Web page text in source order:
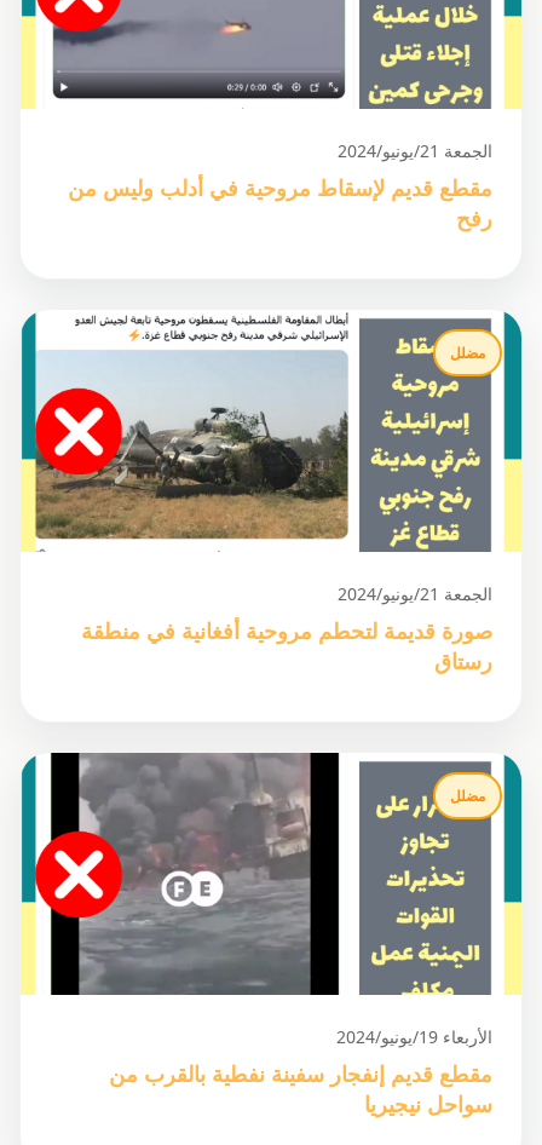
الجمعة 21/يونيو/2024
مقطع قديم لإسقاط مروحية في أدلب وليس من
رفح
مضلل
الجمعة 21/يونيو/2024
صورة قديمة لتحطم مروحية أفغانية في منطقة
رستاق
مضلل
الأربعاء 19/يونيو/2024
مقطع قديم إنفجار سفينة نفطية بالقرب من
سواحل نيجيريا